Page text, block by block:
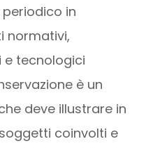
in
normativi,
e tecnologici
è un
deve illustrare in
coinvolti e